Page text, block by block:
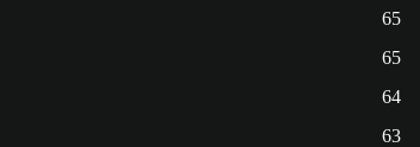
65
65
64
63